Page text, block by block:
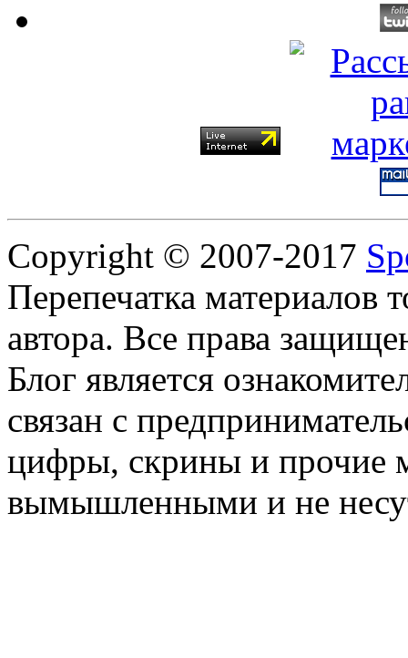
Copyright © 2007-2017
Перепечатка материалов
автора. Все права
Блог является
связан с
цифры, скрины и прочие
вымышленными и не